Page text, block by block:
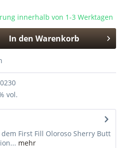
innerhalb von 1-3 Werktagen
In den Warenkorb
vol.
First Fill Oloroso Sherry Butt
mehr